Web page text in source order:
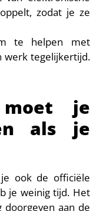
zodat je ze
te helpen met
werk tegelijkertijd.
je
als je
ook de officiële
je weinig tijd. Het
doorgeven aan de